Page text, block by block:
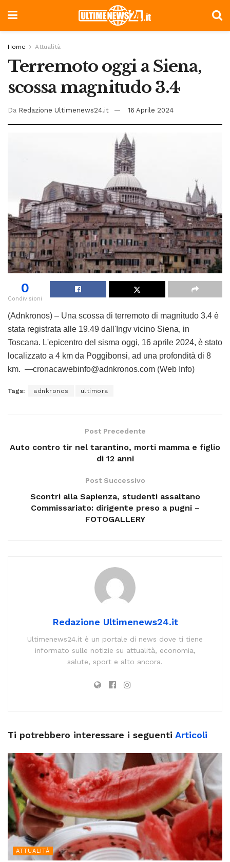
Home Attualità
Terremoto oggi a Siena,
scossa magnitudo 3.4
Da Redazione Ultimenews24.it 16 Aprile 2024
0
Condivisioni
(Adnkronos) – Una scossa di terremoto di magnitudo 3.4 è
stata registrata alle 19.49 dall'Ingv vicino Siena, in
Toscana. L'epicentro del sisma oggi, 16 aprile 2024, è stato
localizzato a 4 km da Poggibonsi, ad una profondità di 8
km. —cronacawebinfo@adnkronos.com (Web Info)
Tags: adnkronos ultimora
Post Precedente
Auto contro tir nel tarantino, morti mamma e figlio
di 12 anni
Post Successivo
Scontri alla Sapienza, studenti assaltano
Commissariato: dirigente preso a pugni –
FOTOGALLERY
Redazione Ultimenews24.it
Ultimenews24.it è un portale di news dove ti tiene
informato sulle notizie su attualità, economia,
salute, sport e alto ancora.
Ti potrebbero interessare i seguenti Articoli
ATTUALITÀ